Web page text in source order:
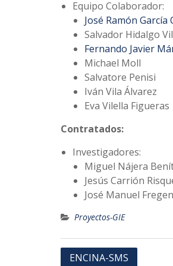
Equipo Colaborador:
José Ramón García
Salvador Hidalgo
Fernando Javier
Michael Moll
Salvatore Penisi
Iván Vila Álvarez
Eva Vilella Figueras
Contratados:
Investigadores:
Miguel Nájera
Jesús Carrión
José Manuel
Proyectos-GIE
Navegación
ENCINA-SMS